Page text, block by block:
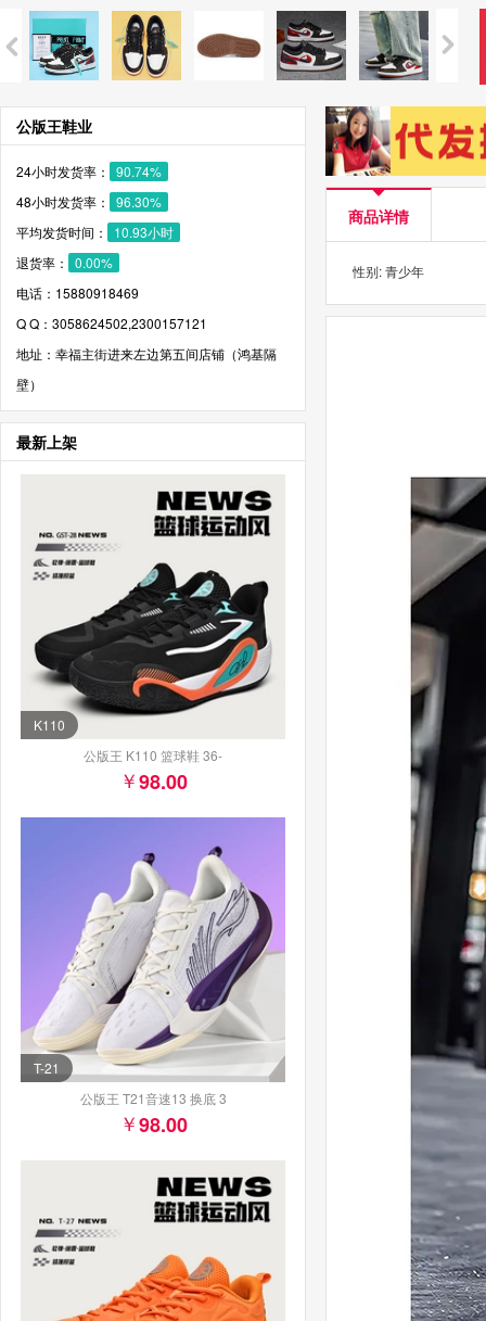
公版王鞋业
24小时发货率：
90.74%
48小时发货率：
96.30%
平均发货时间：
10.93小时
退货率：
0.00%
电话：15880918469
Q Q：3058624502,2300157121
地址：幸福主街进来左边第五间店铺（鸿基隔
壁）
最新上架
K110
公版王 K110 篮球鞋 36-
98.00
T-21
公版王 T21音速13 换底 3
98.00
商品详情
性别: 青少年